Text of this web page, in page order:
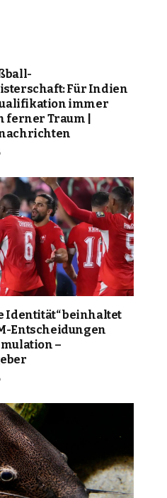
Für Indien
immer
ferner Traum |
Identität“ beinhaltet
Entscheidungen
–